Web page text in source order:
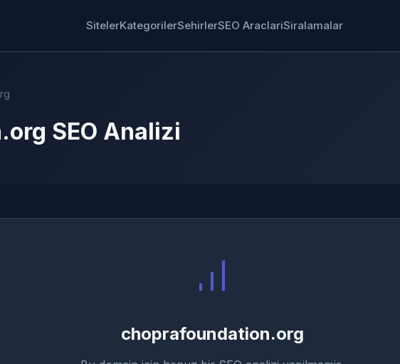
SitelerKategorilerSehirlerSEO AraclariSiralamalar
SEO Analizi
choprafoundation.org